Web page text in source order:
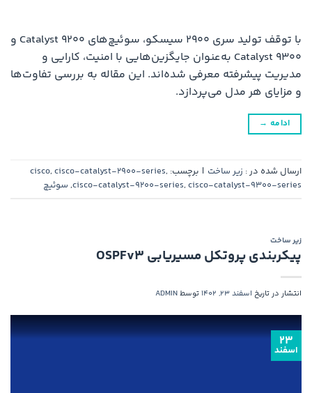
با توقف تولید سری 2900 سیسکو، سوئیچ‌های Catalyst 9200 و
Catalyst 9300 به‌عنوان جایگزین‌هایی با امنیت، کارایی و
مدیریت پیشرفته معرفی شده‌اند. این مقاله به بررسی تفاوت‌ها
و مزایای هر مدل می‌پردازد.
ادامه →
ارسال شده در : زیر ساخت | برچسب: cisco, cisco-catalyst-2900-series,
cisco-catalyst-9200-series, cisco-catalyst-9300-series
, سوئیچ
زیر ساخت
پیکربندی پروتکل مسیریابی OSPFv3
انتشار در تاریخ اسفند 23, 1402 توسطADMIN
۲۳
اسفند